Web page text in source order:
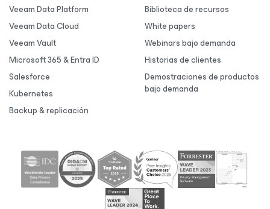
Veeam Data Platform
Veeam Data Cloud
Veeam Vault
Microsoft 365 & Entra ID
Salesforce
Kubernetes
Backup & replicación
Biblioteca de recursos
White papers
Webinars bajo demanda
Historias de clientes
Demostraciones de productos
bajo demanda